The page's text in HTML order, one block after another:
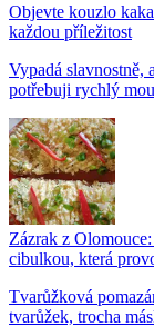
Objevte kouzlo
každou příležitost
Vypadá slavnostně,
potřebuji rychlý
Zázrak z
cibulkou, která
Tvarůžková
tvarůžek, trocha